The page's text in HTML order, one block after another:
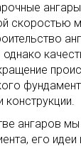
скоростью
однако
конструкции.
ангаров
его